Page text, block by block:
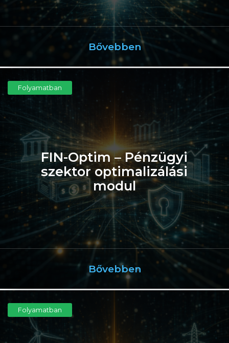
Bővebben
Folyamatban
FIN-Optim – Pénzügyi
szektor optimalizálási
modul
Bővebben
Folyamatban